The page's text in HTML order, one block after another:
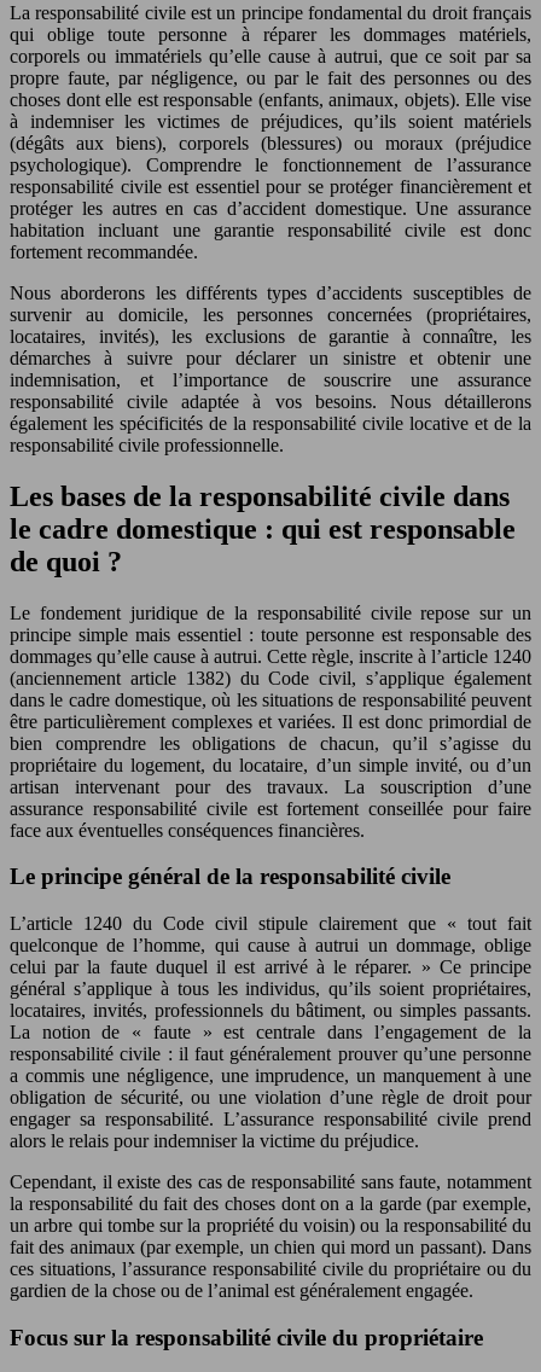
La responsabilité civile est un principe fondamental du droit français
qui oblige toute personne à réparer les dommages matériels,
corporels ou immatériels qu’elle cause à autrui, que ce soit par sa
propre faute, par négligence, ou par le fait des personnes ou des
choses dont elle est responsable (enfants, animaux, objets). Elle vise
à indemniser les victimes de préjudices, qu’ils soient matériels
(dégâts aux biens), corporels (blessures) ou moraux (préjudice
psychologique). Comprendre le fonctionnement de l’assurance
responsabilité civile est essentiel pour se protéger financièrement et
protéger les autres en cas d’accident domestique. Une assurance
habitation incluant une garantie responsabilité civile est donc
fortement recommandée.
Nous aborderons les différents types d’accidents susceptibles de
survenir au domicile, les personnes concernées (propriétaires,
locataires, invités), les exclusions de garantie à connaître, les
démarches à suivre pour déclarer un sinistre et obtenir une
indemnisation, et l’importance de souscrire une assurance
responsabilité civile adaptée à vos besoins. Nous détaillerons
également les spécificités de la responsabilité civile locative et de la
responsabilité civile professionnelle.
Les bases de la responsabilité civile dans
le cadre domestique : qui est responsable
de quoi ?
Le fondement juridique de la responsabilité civile repose sur un
principe simple mais essentiel : toute personne est responsable des
dommages qu’elle cause à autrui. Cette règle, inscrite à l’article 1240
(anciennement article 1382) du Code civil, s’applique également
dans le cadre domestique, où les situations de responsabilité peuvent
être particulièrement complexes et variées. Il est donc primordial de
bien comprendre les obligations de chacun, qu’il s’agisse du
propriétaire du logement, du locataire, d’un simple invité, ou d’un
artisan intervenant pour des travaux. La souscription d’une
assurance responsabilité civile est fortement conseillée pour faire
face aux éventuelles conséquences financières.
Le principe général de la responsabilité civile
L’article 1240 du Code civil stipule clairement que « tout fait
quelconque de l’homme, qui cause à autrui un dommage, oblige
celui par la faute duquel il est arrivé à le réparer. » Ce principe
général s’applique à tous les individus, qu’ils soient propriétaires,
locataires, invités, professionnels du bâtiment, ou simples passants.
La notion de « faute » est centrale dans l’engagement de la
responsabilité civile : il faut généralement prouver qu’une personne
a commis une négligence, une imprudence, un manquement à une
obligation de sécurité, ou une violation d’une règle de droit pour
engager sa responsabilité. L’assurance responsabilité civile prend
alors le relais pour indemniser la victime du préjudice.
Cependant, il existe des cas de responsabilité sans faute, notamment
la responsabilité du fait des choses dont on a la garde (par exemple,
un arbre qui tombe sur la propriété du voisin) ou la responsabilité du
fait des animaux (par exemple, un chien qui mord un passant). Dans
ces situations, l’assurance responsabilité civile du propriétaire ou du
gardien de la chose ou de l’animal est généralement engagée.
Focus sur la responsabilité civile du propriétaire